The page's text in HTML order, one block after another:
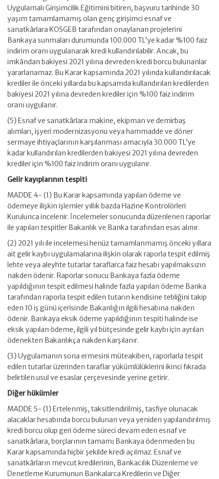
Uygulamalı Girişimcilik Eğitimini bitiren, başvuru tarihinde 30
yaşım tamamlamamış olan genç girişimci esnaf ve
sanatkârlara KOSGEB tarafından onaylanan projelerini
Bankaya sunmaları durumunda 100.000 TL’ye kadar %100 faiz
indirim oranı uygulanarak kredi kullandırılabilir. Ancak, bu
imkândan bakiyesi 2021 yılına devreden kredi borcu bulunanlar
yararlanamaz. Bu Karar kapsamında 2021 yılında kullandırılacak
krediler ile önceki yıllarda bu kapsamda kullandırılan kredilerden
bakiyesi 2021 yılına devreden krediler için %100 faiz indirim
oranı uygulanır.
(5) Esnaf ve sanatkârlara makine, ekipman ve demirbaş
alımları, işyeri modernizasyonu veya hammadde ve döner
sermaye ihtiyaçlarının karşılanması amacıyla 30.000 TL’ye
kadar kullandırılan kredilerden bakiyesi 2021 yılına devreden
krediler için %100 faiz indirim oranı uygulanır.
Gelir kayıplarının tespiti
MADDE 4- (1) Bu Karar kapsamında yapılan ödeme ve
ödemeye ilişkin işlemler yıllık bazda Hazine Kontrolörleri
Kurulunca incelenir. İncelemeler sonucunda düzenlenen raporlar
ile yapılan tespitler Bakanlık ve Banka tarafından esas alınır.
(2) 2021 yılı ile incelemesi henüz tamamlanmamış önceki yıllara
ait gelir kaybı uygulamalarına ilişkin olarak raporla tespit edilmiş
lehte veya aleyhte tutarlar taraflarca faiz hesabı yapılmaksızın
nakden ödenir. Raporlar sonucu Bankaya fazla ödeme
yapıldığının tespit edilmesi halinde fazla yapılan ödeme Banka
tarafından raporla tespit edilen tutarın kendisine tebliğini takip
eden 10 iş günü içerisinde Bakanlığın ilgili hesabına nakden
ödenir. Bankaya eksik ödeme yapıldığının tespiti halinde ise
eksik yapılan ödeme, ilgili yıl bütçesinde gelir kaybı için ayrılan
ödenekten Bakanlıkça nakden karşılanır.
(3) Uygulamanın sona ermesini müteakiben, raporlarla tespit
edilen tutarlar üzerinden taraflar yükümlülüklerini ikinci fıkrada
belirtilen usul ve esaslar çerçevesinde yerine getirir.
Diğer hükümler
MADDE 5- (1) Ertelenmiş, taksitlendirilmiş, tasfiye olunacak
alacaklar hesabında borcu bulunan veya yeniden yapılandırılmış
kredi borcu olup geri ödeme süreci devam eden esnaf ve
sanatkârlara, borçlarının tamamı Bankaya ödenmeden bu
Karar kapsamında hiçbir şekilde kredi açılmaz. Esnaf ve
sanatkârların mevcut kredilerinin, Bankacılık Düzenleme ve
Denetleme Kurumunun Bankalarca Kredilerin ve Diğer